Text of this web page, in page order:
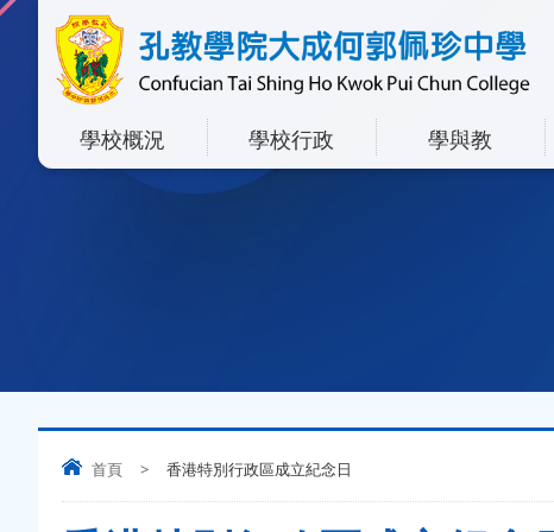
學校概況 學校行政 學與教
首頁 > 香港特別行政區成立紀念日